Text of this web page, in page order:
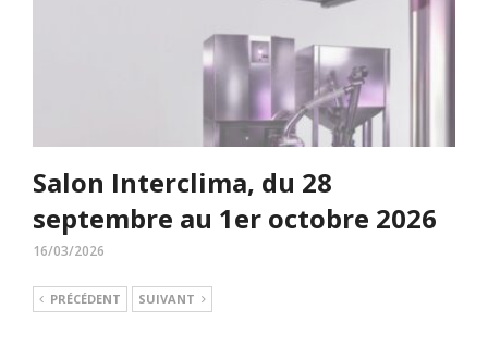
Salon Interclima, du 28
septembre au 1er octobre 2026
16/03/2026
PRÉCÉDENT SUIVANT